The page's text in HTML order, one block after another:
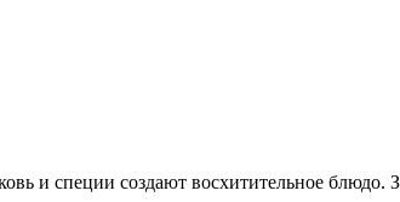
и специи создают восхитительное блюдо.